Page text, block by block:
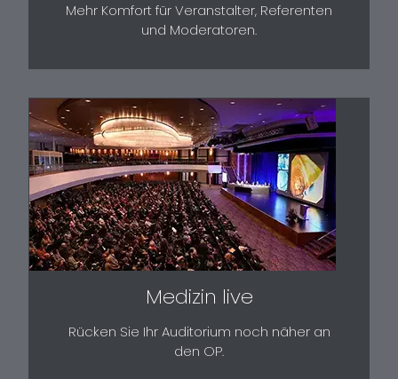
Mehr Komfort für Veranstalter, Referenten
und Moderatoren.
Medizin live
Rücken Sie Ihr Auditorium noch näher an
den OP.